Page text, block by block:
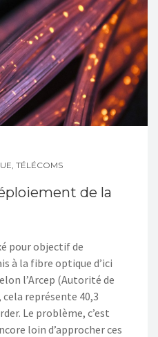
TÉLÉCOMS
de la
pour objectif de
à la fibre optique d’ici
l’Arcep (Autorité de
représente 40,3
Le problème, c’est
loin d’approcher ces